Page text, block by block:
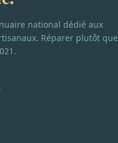
national dédié aux
Réparer plutôt que